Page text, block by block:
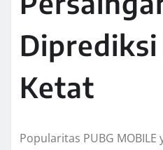
Diprediksi
Ketat
Popularitas PUBG